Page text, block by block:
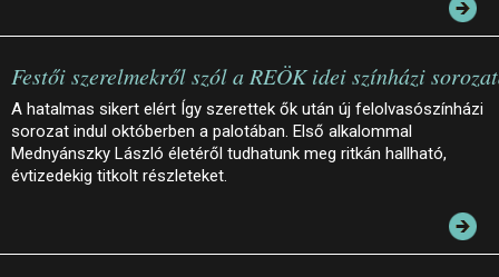
Festői szerelmekről szól a REÖK idei színházi
A hatalmas sikert elért Így szerettek ők után új felolvasószínházi
sorozat indul októberben a palotában. Első alkalommal
Mednyánszky László életéről tudhatunk meg ritkán hallható,
évtizedekig titkolt részleteket.